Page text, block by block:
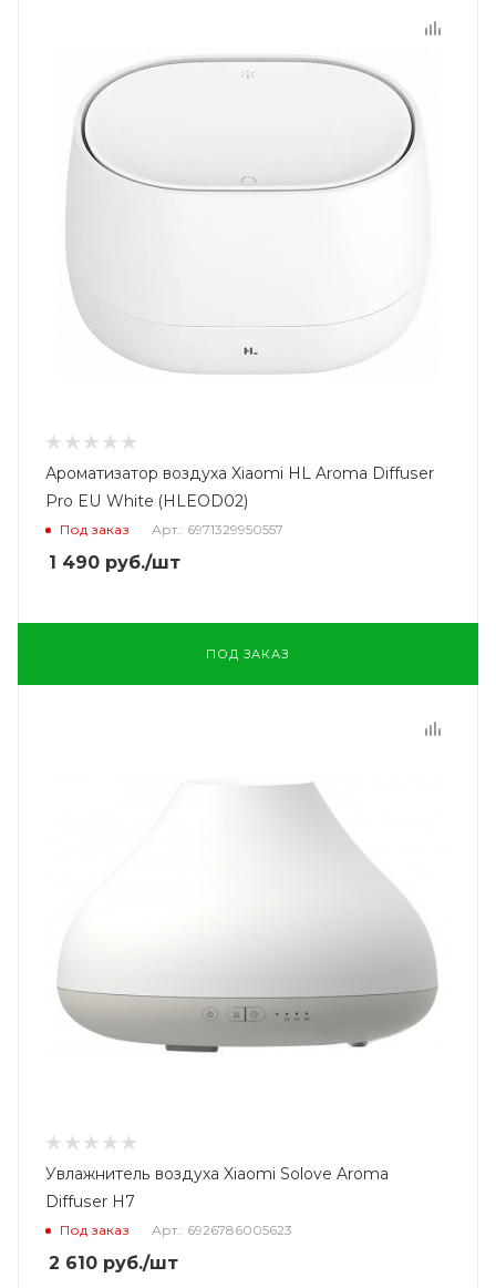
Ароматизатор воздуха Xiaomi HL Aroma Diffuser
Pro EU White (HLEOD02)
Под заказ Арт.: 6971329950557
1 490 руб./шт
ПОД ЗАКАЗ
Увлажнитель воздуха Xiaomi Solove Aroma
Diffuser H7
Под заказ Арт.: 6926786005623
2 610 руб./шт